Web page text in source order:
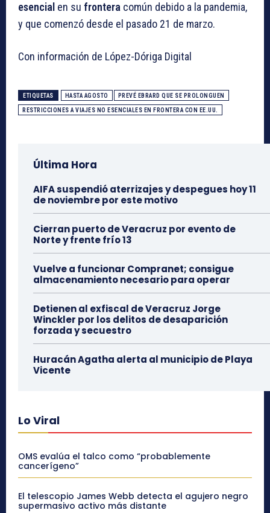
esencial en su frontera común debido a la pandemia,
y que comenzó desde el pasado 21 de marzo.
Con información de López-Dóriga Digital
ETIQUETAS HASTA AGOSTO PREVÉ EBRARD QUE SE PROLONGUEN
RESTRICCIONES A VIAJES NO ESENCIALES EN FRONTERA CON EE.UU.
Última Hora
AIFA suspendió aterrizajes y despegues hoy 11
de noviembre por este motivo
Cierran puerto de Veracruz por evento de
Norte y frente frío 13
Vuelve a funcionar Compranet; consigue
almacenamiento necesario para operar
Detienen al exfiscal de Veracruz Jorge
Winckler por los delitos de desaparición
forzada y secuestro
Huracán Agatha alerta al municipio de Playa
Vicente
Lo Viral
OMS evalúa el talco como “probablemente
cancerígeno”
El telescopio James Webb detecta el agujero negro
supermasivo activo más distante